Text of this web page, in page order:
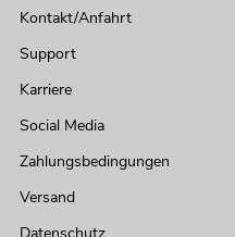
Kontakt/Anfahrt
Support
Karriere
Social Media
Zahlungsbedingungen
Versand